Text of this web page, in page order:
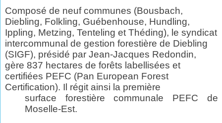
Composé de neuf communes (Bousbach,
Diebling, Folkling, Guébenhouse, Hundling,
Ippling, Metzing, Tenteling et Théding), le syndicat
intercommunal de gestion forestière de Diebling
(SIGF), présidé par Jean-Jacques Redondin,
gère 837 hectares de forêts labellisées et
certifiées PEFC (Pan European Forest
Certification). Il régit ainsi la première
surface forestière communale PEFC de
Moselle-Est.